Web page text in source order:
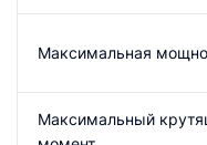
Максимальная
Максимальный